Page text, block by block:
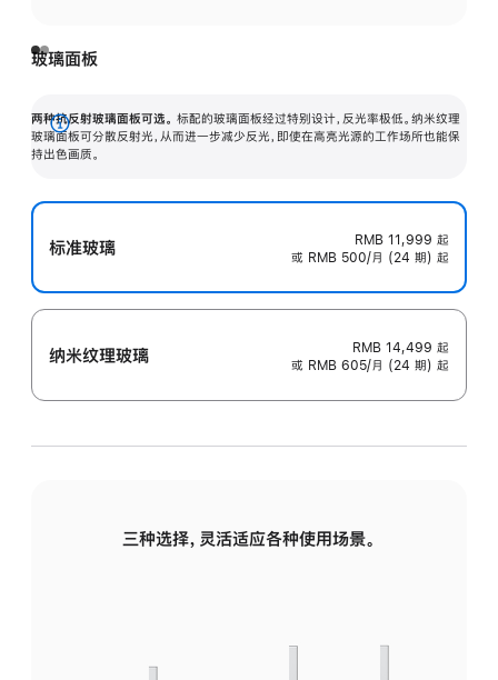
玻璃面板
两种抗反射玻璃面板可选。 标配的玻璃面板经过特别设计，反光率极低。纳米纹理
玻璃面板可分散反射光，从而进一步减少反光，即使在高亮光源的工作场所也能保
持出色画质。
展
开
标准玻璃 RMB 11,999 起
或 RMB 500/月 (24 期) 起
纳米纹理玻璃 RMB 14,499 起
或 RMB 605/月 (24 期) 起
三种选择，灵活适应各种使用场景。